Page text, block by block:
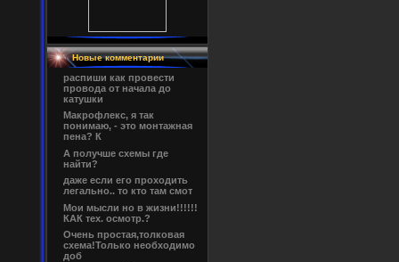
Новые комментарии
распиши как провести
провода от начала до
катушки
Макрофлекс, я так
понимаю, - это монтажная
пена? К
А получше схемы где
найти?
даже если его проходить
легально.. то кто там смот
Мои мысли но в жизни!!!!!!
КАК тех. осмотр.?
Очень простая,толковая
схема!Только необходимо
доб